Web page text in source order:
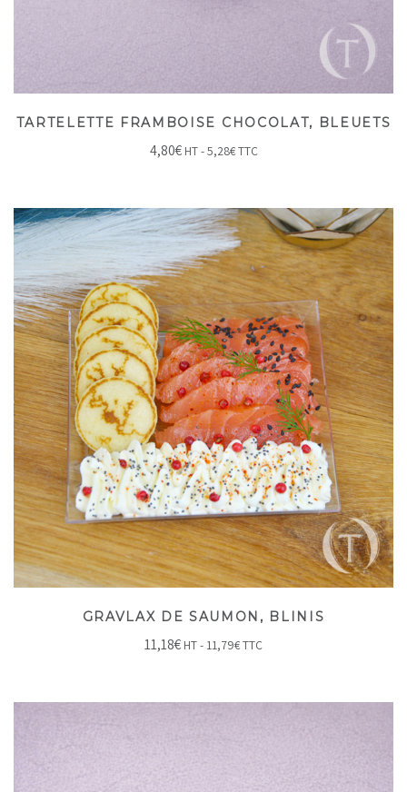
TARTELETTE FRAMBOISE CHOCOLAT, BLEUETS
4,80€ HT -5,28€TTC
GRAVLAX DE SAUMON, BLINIS
11,18€ HT - 11,79€TTC